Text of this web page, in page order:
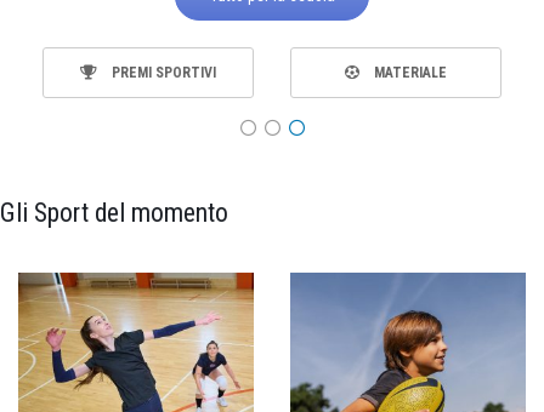
PREMI SPORTIVI MATERIALE
Gli Sport del momento